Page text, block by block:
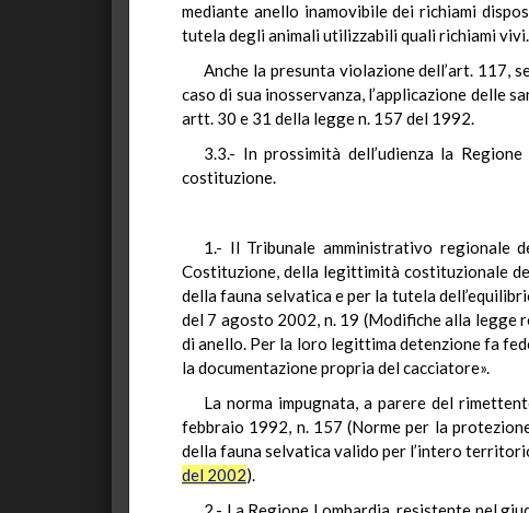
mediante anello inamovibile dei richiami
tutela degli animali utilizzabili quali richiami vivi.
Anche la presunta violazione dell’art. 117,
caso di sua inosservanza, l’applicazione delle
artt. 30 e 31 della legge n. 157 del 1992.
3.3.- In prossimità dell’udienza la
costituzione.
1.- Il Tribunale amministrativo regionale
Costituzione, della legittimità costituzionale
della fauna selvatica e per la tutela
del 7 agosto 2002, n. 19 (Modifiche alla legge
di anello. Per la loro legittima detenzione fa
la documentazione propria del cacciatore».
La norma impugnata, a parere del
febbraio 1992, n. 157 (Norme per la
della fauna selvatica valido per l’intero
del 2002).